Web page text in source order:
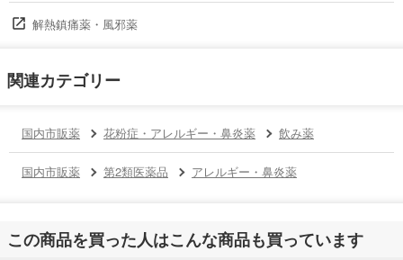
解熱鎮痛薬・風邪薬
関連カテゴリー
国内市販薬 花粉症・アレルギー・鼻炎薬 飲み薬
国内市販薬 第2類医薬品 アレルギー・鼻炎薬
この商品を買った人はこんな商品も買っています